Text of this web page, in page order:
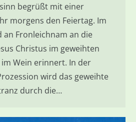
begrüßt mit einer
morgens den Feiertag. Im
Fronleichnam an die
Christus im geweihten
Wein erinnert. In der
wird das geweihte
durch die…